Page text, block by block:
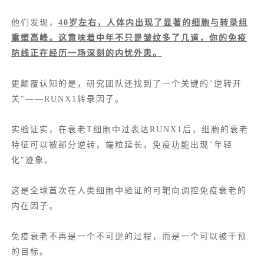
他们发现， 40岁左右，人体内出现了显著的细胞与转录组
重塑高峰。这意味着中年不只是皱纹多了几道，你的免疫
防线正在经历一场深刻的内忧外患。
更颠覆认知的是，研究团队还找到了一个关键的"逆转开
关"——RUNX1转录因子。
实验证实，在衰老T细胞中过表达RUNX1后，细胞的衰老
特征可以被部分逆转，端粒延长，免疫功能出现"年轻
化"迹象。
这是全球首次在人类细胞中验证的可靶向调控免疫衰老的
内在因子。
免疫衰老不再是一个不可逆的过程，而是一个可以被干预
的目标。